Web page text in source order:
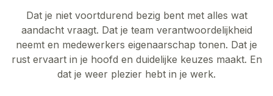
Dat je niet voortdurend bezig bent met alles wat
aandacht vraagt. Dat je team verantwoordelijkheid
neemt en medewerkers eigenaarschap tonen. Dat je
rust ervaart in je hoofd en duidelijke keuzes maakt. En
dat je weer plezier hebt in je werk.